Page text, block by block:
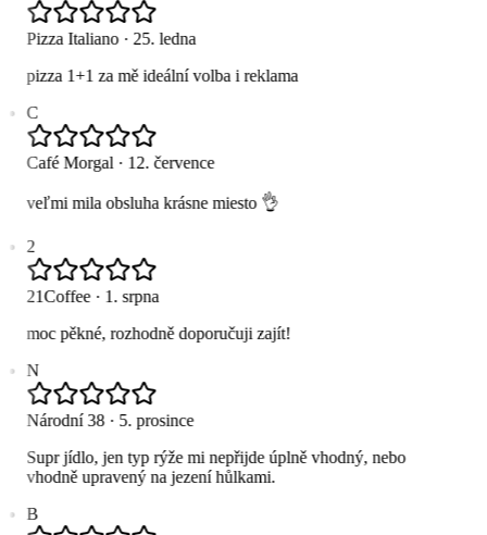
Pizza Italiano· 25. ledna
pizza 1+1 za mě ideální volba i reklama
C
Café Morgal· 12. července
veľmi mila obsluha krásne miesto 👌
21Coffee· 1. srpna
moc pěkné, rozhodně doporučuji zajít!
N
Národní 38· 5. prosince
Supr jídlo, jen typ rýže mi nepřijde úplně vhodný, nebo
vhodně upravený na jezení hůlkami.
B